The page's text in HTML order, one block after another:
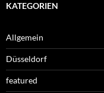
KATEGORIEN
Allgemein
Düsseldorf
featured